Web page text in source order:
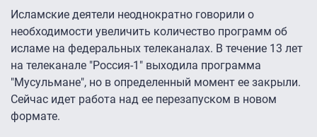
Исламские деятели неоднократно говорили о
необходимости увеличить количество программ об
исламе на федеральных телеканалах. В течение 13 лет
на телеканале "Россия-1" выходила программа
"Мусульмане", но в определенный момент ее закрыли.
Сейчас идет работа над ее перезапуском в новом
формате.